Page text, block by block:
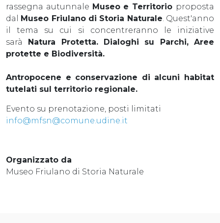
rassegna autunnale Museo e Territorio proposta
dal Museo Friulano di Storia Naturale . Quest'anno
il tema su cui si concentreranno le iniziative
sarà
Natura Protetta. Dialoghi su Parchi, Aree
protette e Biodiversità.
Antropocene e conservazione di alcuni habitat
tutelati sul territorio regionale.
Evento su prenotazione, posti limitati
info@mfsn@comune.udine.it
Organizzato da
Museo Friulano di Storia Naturale